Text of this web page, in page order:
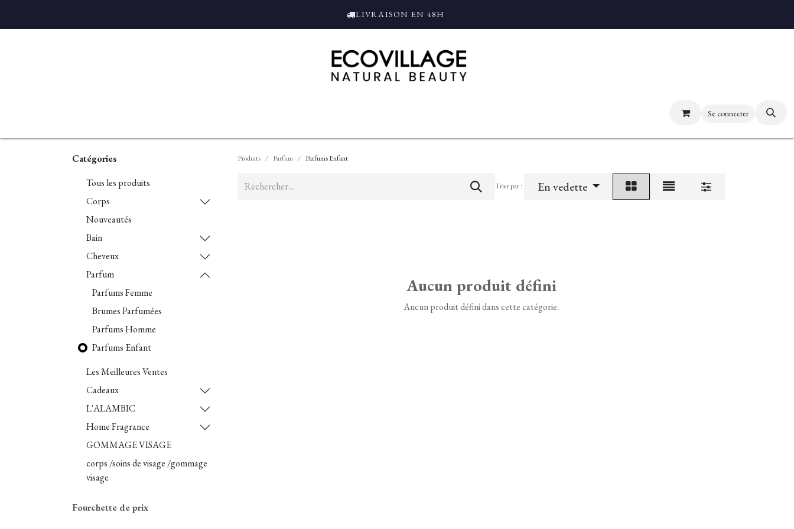
LIVRAISON EN 48H
Se connecter
Catégories
Tous les produits
Corps
Nouveautés
Bain
Cheveux
Parfum
Parfums Femme
Brumes Parfumées
Parfums Homme
Parfums Enfant
Les Meilleures Ventes
Cadeaux
L'ALAMBIC
Home Fragrance
GOMMAGE VISAGE
corps /soins de visage /gommage
visage
Fourchette de prix
Produits Parfum Parfums Enfant
Trier par : En vedette
Aucun produit défini
Aucun produit défini dans cette catégorie.